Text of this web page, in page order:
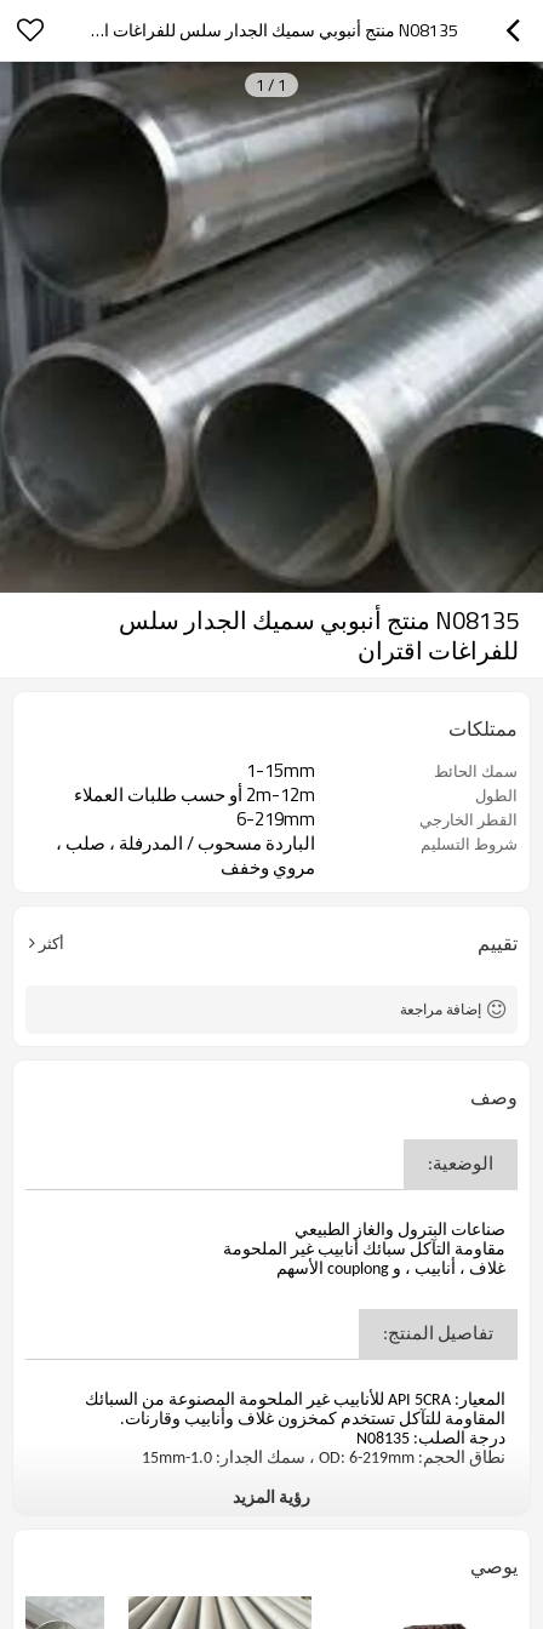
N08135 منتج أنبوبي سميك الجدار سلس للفراغات اقتران
1
/
1
N08135 منتج أنبوبي سميك الجدار سلس
للفراغات اقتران
ممتلكات
سمك الحائط 1-15mm
الطول 2m-12m أو حسب طلبات العملاء
القطر الخارجي 6-219mm
شروط التسليم
الباردة مسحوب / المدرفلة ، صلب ،
مروي وخفف
تقييم أكثر
إضافة مراجعة
وصف
الوضعية:
صناعات البترول والغاز الطبيعي
مقاومة التآكل سبائك أنابيب غير الملحومة
غلاف ، أنابيب ، و couplong الأسهم
تفاصيل المنتج:
المعيار: API 5CRA للأنابيب غير الملحومة المصنوعة من السبائك
المقاومة للتآكل تستخدم كمخزون غلاف وأنابيب وقارنات.
درجة الصلب: N08135
نطاق الحجم: OD: 6-219mm ، سمك الجدار: 1.0-15mm
التركيب
رؤية المزيد
يوصي